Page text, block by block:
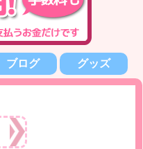
ブログ グッズ